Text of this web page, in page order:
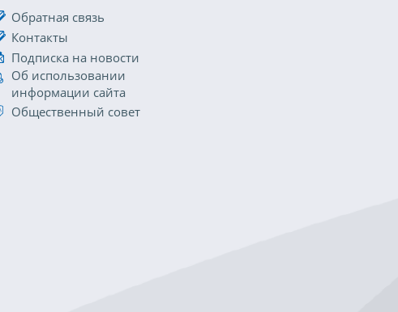
Обратная связь
Контакты
Подписка на новости
Об использовании
информации сайта
Общественный совет